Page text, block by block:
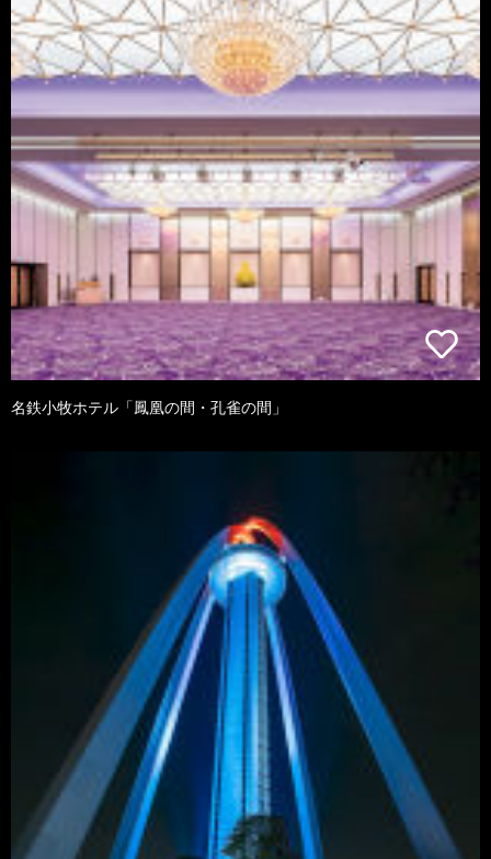
名鉄小牧ホテル「鳳凰の間・孔雀の間」